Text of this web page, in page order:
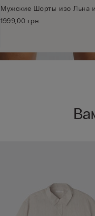
Мужские Шорты изо Льна
1999,00 грн.